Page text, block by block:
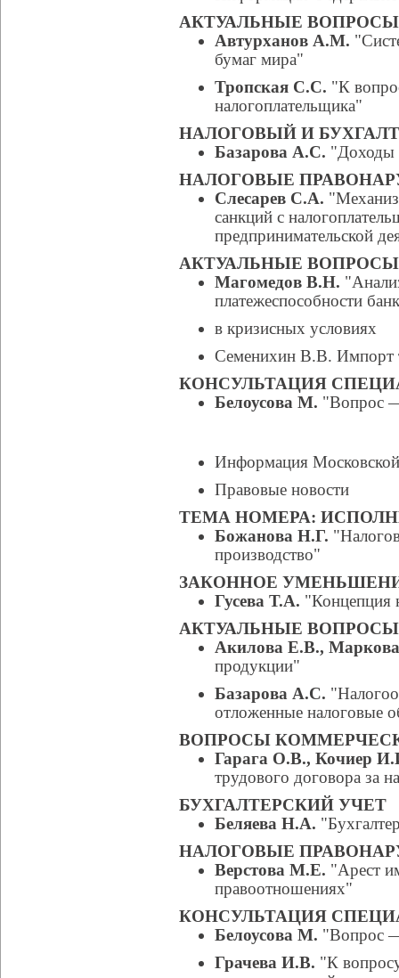
АКТУАЛЬНЫЕ
Автурханов А.М.
бумаг мира"
Тропская С.С. "К
налогоплательщика"
НАЛОГОВЫЙ И
Базарова А.С. "Доходы
НАЛОГОВЫЕ
Слесарев С.А.
санкций с
предпринимательской
АКТУАЛЬНЫЕ
Магомедов В.Н.
платежеспособности
в кризисных условиях
Семенихин В.В. Импорт
КОНСУЛЬТАЦИЯ
Белоусова М. "Вопрос
Информация Московской
Правовые новости
ТЕМА НОМЕРА:
Божанова Н.Г.
производство"
ЗАКОННОЕ
Гусева Т.А. "Концепция
АКТУАЛЬНЫЕ
Акилова Е.В.,
продукции"
Базарова А.С.
отложенные налоговые
ВОПРОСЫ
Гарага О.В., Кочиер
трудового договора за
БУХГАЛТЕРСКИЙ УЧЕТ
Беляева Н.А.
НАЛОГОВЫЕ
Верстова М.Е. "Арест
правоотношениях"
КОНСУЛЬТАЦИЯ
Белоусова М. "Вопрос
Грачева И.В. "К